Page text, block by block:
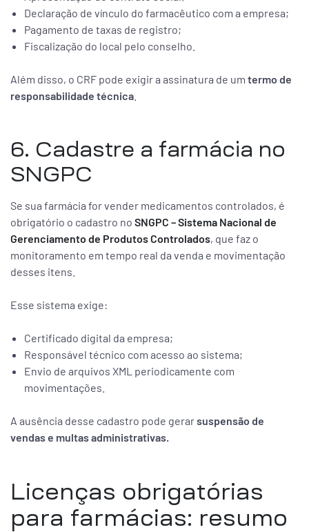
Declaração de vínculo do farmacêutico com a empresa;
Pagamento de taxas de registro;
Fiscalização do local pelo conselho.
Além disso, o CRF pode exigir a assinatura de um termo de
responsabilidade técnica
6. Cadastre a farmácia no
SNGPC
Se sua farmácia for vender medicamentos controlados, é
obrigatório o cadastro no SNGPC – Sistema Nacional de
Gerenciamento de Produtos Controlados, que faz o
monitoramento em tempo real da venda e movimentação
desses itens.
Esse sistema exige:
Certificado digital da empresa;
Responsável técnico com acesso ao sistema;
Envio de arquivos XML periodicamente com
movimentações.
A ausência desse cadastro pode gerarsuspensão de
vendas e multas administrativas.
Licenças obrigatórias
para farmácias: resumo